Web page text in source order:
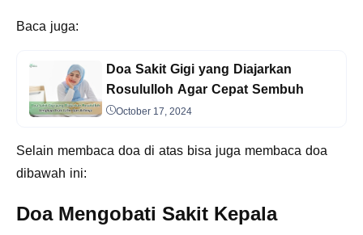
Baca juga:
Doa Sakit Gigi yang Diajarkan
Rosululloh Agar Cepat Sembuh
October 17, 2024
Selain membaca doa di atas bisa juga membaca doa
dibawah ini:
Doa Mengobati Sakit Kepala